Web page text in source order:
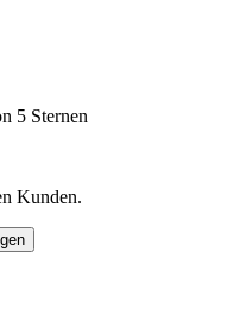
5 Sternen
Kunden.